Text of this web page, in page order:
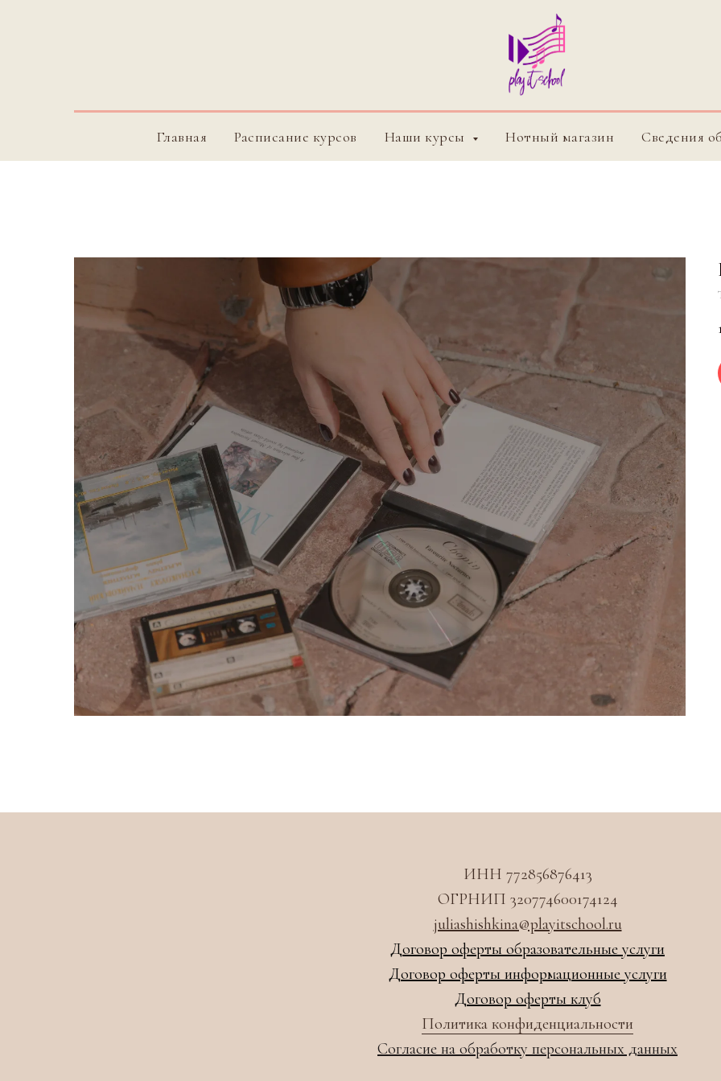
Главная Расписание курсов Наши курсы Нотный магазин Сведения
ИНН 772856876413
ОГРНИП 320774600174124
juliashishkina@playitschool.ru
Договор оферты образовательные услуги
Договор оферты информационные услуги
Договор оферты клуб
Политика конфиденциальности
Согласие на обработку персональных данных